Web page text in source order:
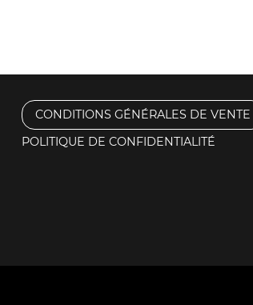
CONDITIONS GÉNÉRALES DE VENTE
POLITIQUE DE CONFIDENTIALITÉ